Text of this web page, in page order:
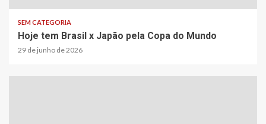
SEM CATEGORIA
Hoje tem Brasil x Japão pela Copa do Mundo
29 de junho de 2026